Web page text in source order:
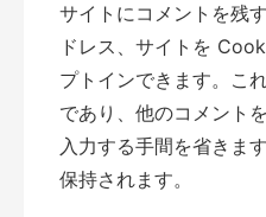
サイトにコメントを残
ドレス、サイトを
プトインできます。こ
であり、他のコメント
入力する手間を省きま
保持されます。